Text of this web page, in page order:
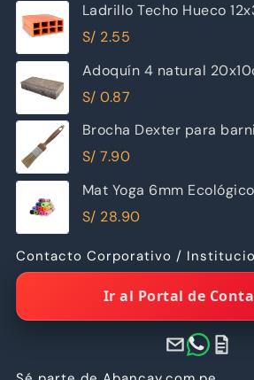
Ladrillo Techo Hueco
Piramide
S/ 2.55
Adoquín 4 natural
S/ 0.87
Brocha Dexter para
S/ 7.90
Mat Yoga 6mm
Calidad
S/ 28.90
Contacto Corporativo /
Ir al Portal de